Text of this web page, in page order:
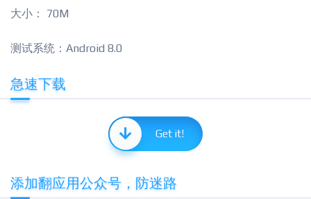
大小： 70M
测试系统：Android 8.0
急速下载
Get it!
添加翻应用公众号，防迷路